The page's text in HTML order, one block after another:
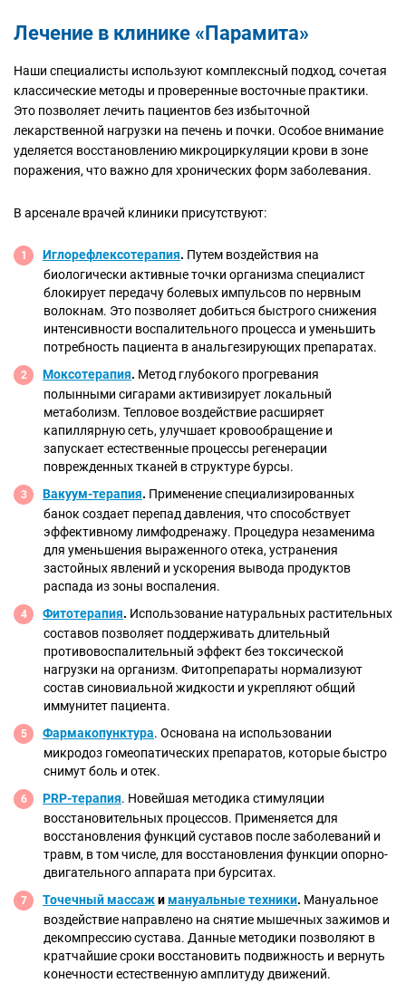
Лечение в клинике «Парамита»
Наши специалисты используют комплексный подход, сочетая
классические методы и проверенные восточные практики.
Это позволяет лечить пациентов без избыточной
лекарственной нагрузки на печень и почки. Особое внимание
уделяется восстановлению микроциркуляции крови в зоне
поражения, что важно для хронических форм заболевания.
В арсенале врачей клиники присутствуют:
Иглорефлексотерапия. Путем воздействия на
биологически активные точки организма специалист
блокирует передачу болевых импульсов по нервным
волокнам. Это позволяет добиться быстрого снижения
интенсивности воспалительного процесса и уменьшить
потребность пациента в анальгезирующих препаратах.
Моксотерапия. Метод глубокого прогревания
полынными сигарами активизирует локальный
метаболизм. Тепловое воздействие расширяет
капиллярную сеть, улучшает кровообращение и
запускает естественные процессы регенерации
поврежденных тканей в структуре бурсы.
Вакуум-терапия. Применение специализированных
банок создает перепад давления, что способствует
эффективному лимфодренажу. Процедура незаменима
для уменьшения выраженного отека, устранения
застойных явлений и ускорения вывода продуктов
распада из зоны воспаления.
Фитотерапия. Использование натуральных растительных
составов позволяет поддерживать длительный
противовоспалительный эффект без токсической
нагрузки на организм. Фитопрепараты нормализуют
состав синовиальной жидкости и укрепляют общий
иммунитет пациента.
Фармакопунктура. Основана на использовании
микродоз гомеопатических препаратов, которые быстро
снимут боль и отек.
PRP-терапия. Новейшая методика стимуляции
восстановительных процессов. Применяется для
восстановления функций суставов после заболеваний и
травм, в том числе, для восстановления функции опорно-
двигательного аппарата при бурситах.
Точечный массажимануальные техники. Мануальное
воздействие направлено на снятие мышечных зажимов и
декомпрессию сустава. Данные методики позволяют в
кратчайшие сроки восстановить подвижность и вернуть
конечности естественную амплитуду движений.